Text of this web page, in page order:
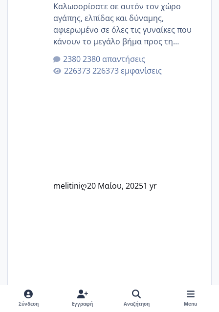
Καλωσορίσατε σε αυτόν τον χώρο
αγάπης, ελπίδας και δύναμης,
αφιερωμένο σε όλες τις γυναίκες που
κάνουν το μεγάλο βήμα προς τη
μητρότητα μέσω εξωσωματικής το 2025.
Εδώ θα μοιραστούμε αγωνίες, χαρές,
εμπειρίες και κάθε μικρή ή μεγάλη
2380 απαντήσεις
226373 εμφανίσεις
melitiniღ20 Μαίου, 20251 yr
Σύνδεση Εγγραφή Αναζήτηση Menu